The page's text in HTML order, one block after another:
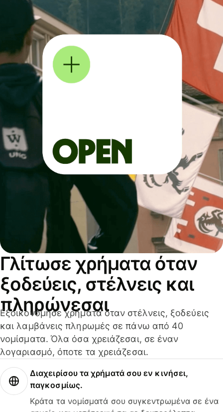
Γλίτωσε χρήματα όταν
ξοδεύεις, στέλνεις και
πληρώνεσαι
Εξοικονόμησε χρήματα όταν στέλνεις, ξοδεύεις
και λαμβάνεις πληρωμές σε πάνω από 40
νομίσματα. Όλα όσα χρειάζεσαι, σε έναν
λογαριασμό, όποτε τα χρειάζεσαι.
Διαχειρίσου τα χρήματά σου εν κινήσει,
παγκοσμίως.
Κράτα τα νομίσματά σου συγκεντρωμένα σε ένα